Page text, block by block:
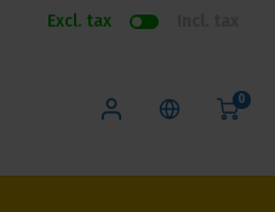
Excl. tax
0